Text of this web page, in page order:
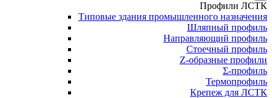
Профили ЛСТК
Типовые здания промышленного назначения
Шляпный профиль
Направляющий профиль
Стоечный профиль
Z-образные профили
Σ-профиль
Термопрофиль
Крепеж для ЛСТК